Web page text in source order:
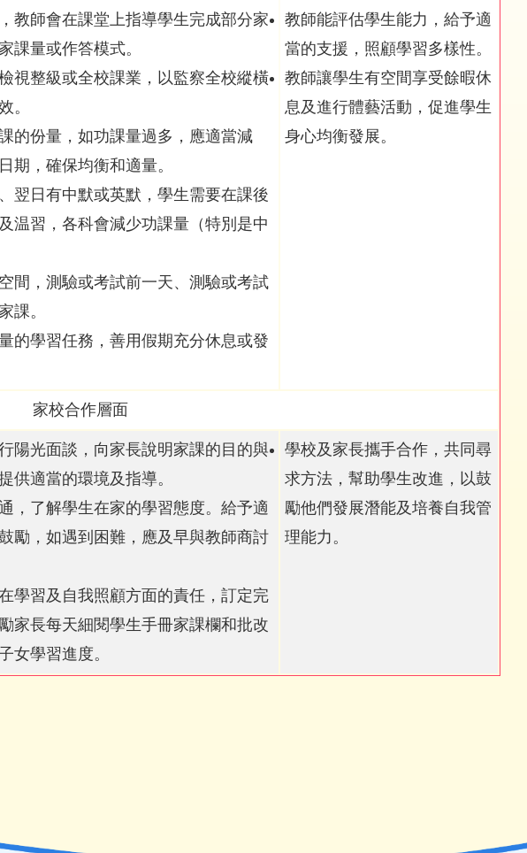
教師會在課堂上指導學生完成部分家
課量或作答模式。
視整級或全校課業，以監察全校縱橫
。
的份量，如功課量過多，應適當減
期，確保均衡和適量。
翌日有中默或英默，學生需要在課後
温習，各科會減少功課量（特別是中
間，測驗或考試前一天、測驗或考試
課。
的學習任務，善用假期充分休息或發
教師能評估學生能力，給予適
當的支援，照顧學習多樣性。
教師讓學生有空間享受餘暇休
息及進行體藝活動，促進學生
身心均衡發展。
家校合作層面
陽光面談，向家長說明家課的目的與
供適當的環境及指導。
，了解學生在家的學習態度。給予適
勵，如遇到困難，應及早與教師商討
學習及自我照顧方面的責任，訂定完
家長每天細閱學生手冊家課欄和批改
女學習進度。
學校及家長攜手合作，共同尋
求方法，幫助學生改進，以鼓
勵他們發展潛能及培養自我管
理能力。